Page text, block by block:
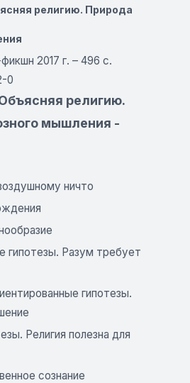
религию. Природа
2017 г. – 496 с.
0
религию.
мышления -
ничто
гипотезы. Разум требует
гипотезы.
Религия полезна для
сознание